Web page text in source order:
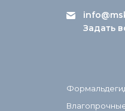
Задать